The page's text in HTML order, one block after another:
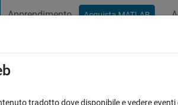
Apprendimento Acquista MATLAB
tradotto dove disponibile e vedere